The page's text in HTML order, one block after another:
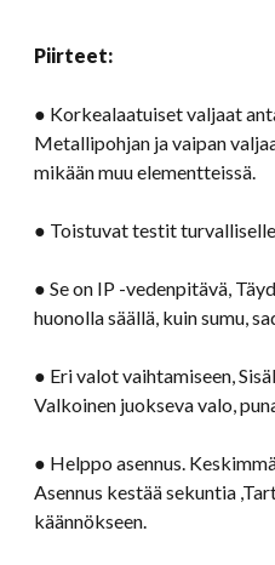
Piirteet:
● Korkealaatuiset valjaat
Metallipohjan ja vaipan
mikään muu elementteissä.
● Toistuvat testit
● Se on IP -vedenpitävä,
huonolla säällä, kuin sumu,
● Eri valot vaihtamiseen,
Valkoinen juokseva valo,
● Helppo asennus.
Asennus kestää sekuntia
käännökseen.